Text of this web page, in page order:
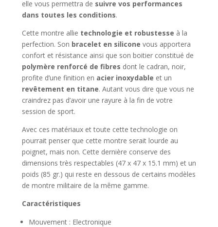
elle vous permettra de suivre vos performances
dans toutes les conditions.
Cette montre allie technologie et robustesse à la
perfection. Son bracelet en silicone vous apportera
confort et résistance ainsi que son boitier constitué de
polymère renforcé de fibres dont le cadran, noir,
profite d’une finition en acier inoxydable et un
revêtement en titane. Autant vous dire que vous ne
craindrez pas d’avoir une rayure à la fin de votre
session de sport.
Avec ces matériaux et toute cette technologie on
pourrait penser que cette montre serait lourde au
poignet, mais non. Cette dernière conserve des
dimensions très respectables (47 x 47 x 15.1 mm) et un
poids (85 gr.) qui reste en dessous de certains modèles
de montre militaire de la même gamme.
Caractéristiques
Mouvement : Electronique